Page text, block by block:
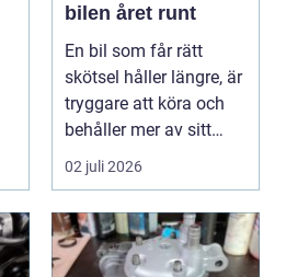
bilen året runt
En bil som får rätt
skötsel håller längre, är
tryggare att köra och
behåller mer av sitt
värde. I no...
02 juli 2026